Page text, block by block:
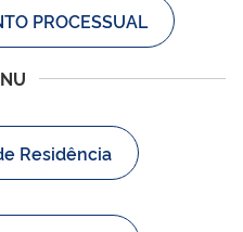
PROCESSUAL
Residência